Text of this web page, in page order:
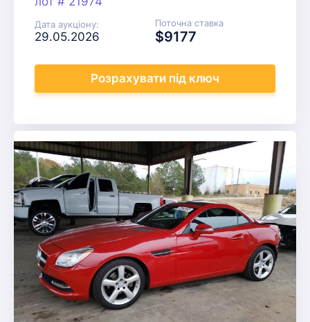
Дата аукціону:
29.05.2026
Поточна ставка
$9177
Розрахувати під ключ